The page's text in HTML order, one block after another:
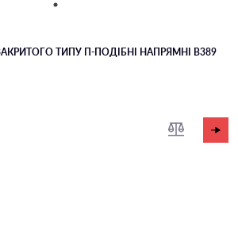
ТИПУ П-ПОДIБНІ НАПРЯМНІ B389